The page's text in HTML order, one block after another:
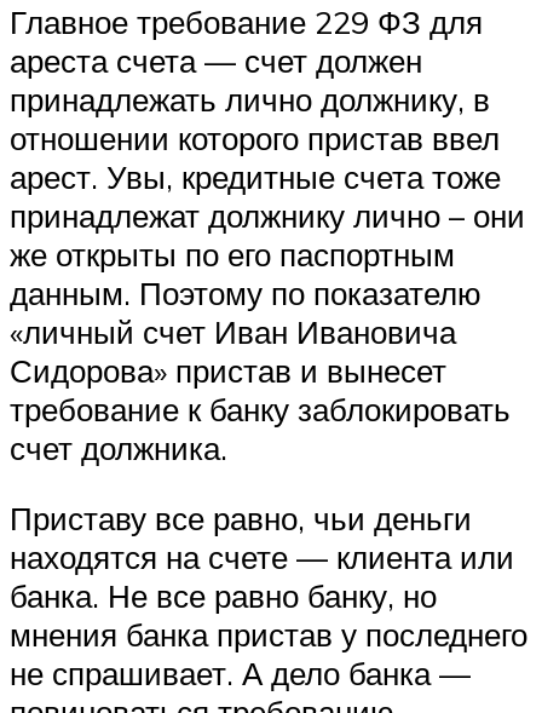
Главное требование 229 ФЗ для
ареста счета — счет должен
принадлежать лично должнику, в
отношении которого пристав ввел
арест. Увы, кредитные счета тоже
принадлежат должнику лично – они
же открыты по его паспортным
данным. Поэтому по показателю
«личный счет Иван Ивановича
Сидорова» пристав и вынесет
требование к банку заблокировать
счет должника.
Приставу все равно, чьи деньги
находятся на счете — клиента или
банка. Не все равно банку, но
мнения банка пристав у последнего
не спрашивает. А дело банка —